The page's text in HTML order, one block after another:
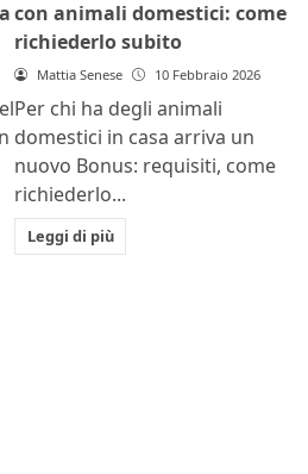
con animali domestici: come
richiederlo subito
Mattia Senese 10 Febbraio 2026
Per chi ha degli animali
domestici in casa arriva un
nuovo Bonus: requisiti, come
richiederlo...
Leggi di più